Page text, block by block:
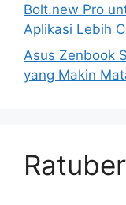
Bolt.new Pro
Aplikasi Lebih
Asus Zenbook
yang Makin